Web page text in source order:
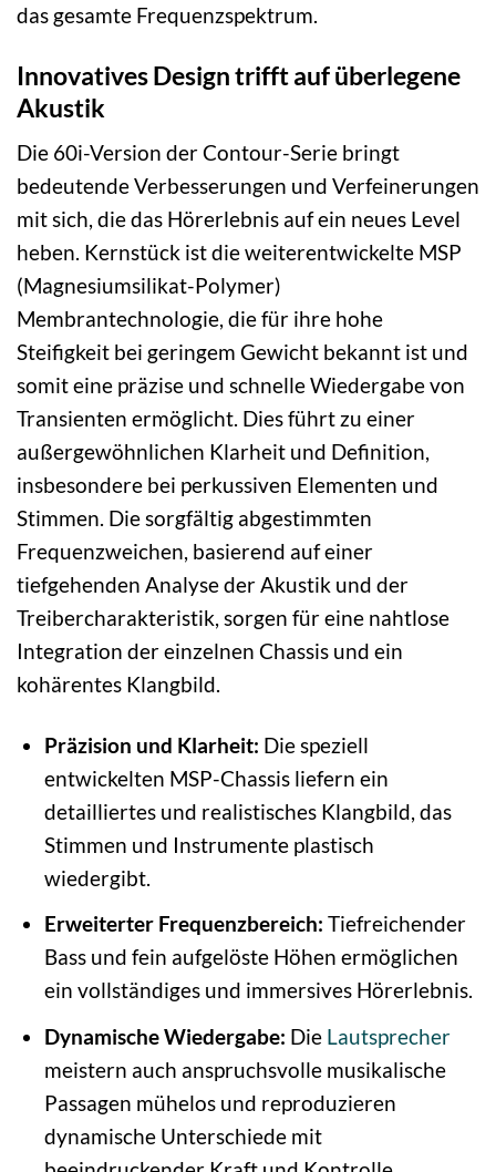
das gesamte Frequenzspektrum.
Innovatives Design trifft auf überlegene
Akustik
Die 60i-Version der Contour-Serie bringt
bedeutende Verbesserungen und Verfeinerungen
mit sich, die das Hörerlebnis auf ein neues Level
heben. Kernstück ist die weiterentwickelte MSP
(Magnesiumsilikat-Polymer)
Membrantechnologie, die für ihre hohe
Steifigkeit bei geringem Gewicht bekannt ist und
somit eine präzise und schnelle Wiedergabe von
Transienten ermöglicht. Dies führt zu einer
außergewöhnlichen Klarheit und Definition,
insbesondere bei perkussiven Elementen und
Stimmen. Die sorgfältig abgestimmten
Frequenzweichen, basierend auf einer
tiefgehenden Analyse der Akustik und der
Treibercharakteristik, sorgen für eine nahtlose
Integration der einzelnen Chassis und ein
kohärentes Klangbild.
Präzision und Klarheit: Die speziell
entwickelten MSP-Chassis liefern ein
detailliertes und realistisches Klangbild, das
Stimmen und Instrumente plastisch
wiedergibt.
Erweiterter Frequenzbereich: Tiefreichender
Bass und fein aufgelöste Höhen ermöglichen
ein vollständiges und immersives Hörerlebnis.
Dynamische Wiedergabe: Die Lautsprecher
meistern auch anspruchsvolle musikalische
Passagen mühelos und reproduzieren
dynamische Unterschiede mit